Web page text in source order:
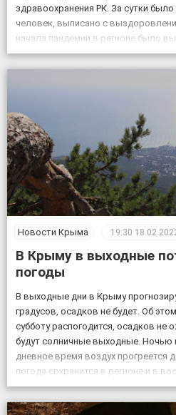
здравоохранения РК. За сутки
человек, выписано с
начала пандемии в регионе было
заболевания коронавирусом,
подтвержденным коронавирусом,
Новости Крыма 19:30
В Крыму в выходные
погоды
В выходные дни в Крыму
градусов, осадков не будет. Об
субботу распогодится, осадков не
будут солничные выходные. Ночью
дневное время воздух прогреется
погода сохранится в регионе и в